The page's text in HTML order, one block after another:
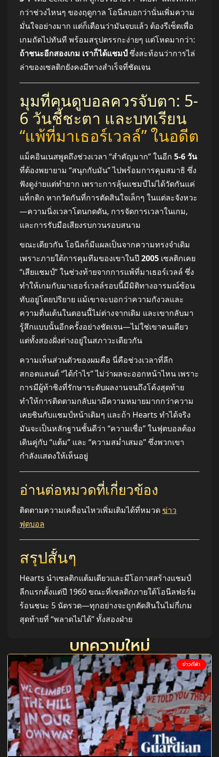
กว่าช่วงไหนๆ ของฤดูกาล โอนีลบอกว่านั่นเพิ่มความ
มั่นใจอย่างมาก แต่ก็เตือนว่ามันจบแล้ว ต้องรีเซ็ตเพื่อ
เกมถัดไปทันที พร้อมสรุปตรรกะง่ายๆ แต่โหดมากว่า:
ถ้าชนะอีกสองเกม เราก็ได้แชมป์ซึ่งสะท้อนว่าการไล่
ล่าของเซลติกยังคงมีทางสำเร็จที่ชัดเจน
มุมที่คนดูบอลควรจับตา: 5-
6 วันชี้ชะตา และบทเรียน
“แพ้ที่มาเธอร์เวลล์” ในอดีต
แม็คอินเนสพูดถึงช่วงเวลา “สำคัญมาก” ในอีก 5-6 วัน
ที่ต้องพยายาม “สนุกกับมัน” ไปพร้อมการคุมสมาธิ ซึ่ง
ฟังดูง่ายแต่ทำยาก เพราะการลุ้นแชมป์ไม่ได้วัดกันแค่
แท็กติก หากวัดกันที่การตัดสินใจเล็กๆ ในแต่ละจังหวะ
—ความนิ่งเวลาโดนกดดัน, การจัดการเวลาในเกม,
และการรับมือเสียงรบกวนรอบสนาม
ขณะเดียวกัน โอนีลก็มีแผลเป็นจากความทรงจำเดิม
เพราะภายใต้การคุมทีมของเขาในปี2005 เซลติกเคย
“เสียแชมป์” ในช่วงท้ายจากการแพ้ที่มาเธอร์เวลล์ ซึ่ง
ทำให้เกมกับมาเธอร์เวลล์รอบนี้มีมิติทางอารมณ์ซ้อน
ทับอยู่โดยปริยาย แม้เขาจะบอกว่าความกังวลและ
ความตื่นเต้นในตอนนี้ไม่ต่างจากเดิม และเขากลับมา
รู้สึกแบบนั้นอีกครั้งอย่างชัดเจน—ไม่ใช่เขาคนเดียว
แต่ทั้งสองฝั่งต่างอยู่ในสภาวะเดียวกัน
ความเห็นส่วนตัวของผมคือ นี่คือช่วงเวลาที่ลีก
สกอตแลนด์ “ได้กำไร” ไม่ว่าผลจะออกหน้าไหน เพราะ
การมีผู้ท้าชิงที่รักษาระดับผลงานจนถึงโค้งสุดท้าย
ทำให้การติดตามกลับมามีความหมายมากกว่าความ
เคยชินกับแชมป์หน้าเดิมๆ และถ้า Hearts ทำได้จริง
มันจะเป็นหลักฐานชั้นดีว่า “ความเชื่อ” ในฟุตบอลต้อง
เดินคู่กับ “แต้ม” และ “ความสม่ำเสมอ” ซึ่งพวกเขา
กำลังแสดงให้เห็นอยู่
อ่านต่อหมวดที่เกี่ยวข้อง
ติดตามความเคลื่อนไหวเพิ่มเติมได้ที่หมวดข่าว
ฟุตบอล
สรุปสั้นๆ
Hearts นำเซลติกแต้มเดียวและมีโอกาสสร้างแชมป์
ลีกแรกตั้งแต่ปี 1960 ขณะที่เซลติกภายใต้โอนีลฟอร์ม
ร้อนชนะ 5 นัดรวด—ทุกอย่างจะถูกตัดสินในไม่กี่เกม
สุดท้ายที่ “พลาดไม่ได้” ทั้งสองฝ่าย
บทความใหม่
ข่าวกีฬา